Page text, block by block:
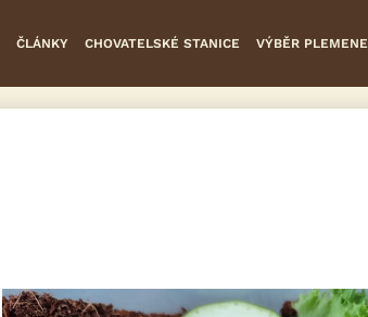
ČLÁNKY CHOVATELSKÉ STANICE VÝBĚR PLEMENE